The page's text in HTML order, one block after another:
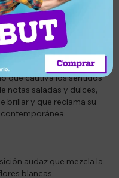
de Parfum es una
radiante y libre. Esta
a un nivel de alta
de corsé en un diseño
legado de la moda de
que cautiva los sentidos
notas saladas y dulces,
brillar y que reclama su
audaz que mezcla la
blancas